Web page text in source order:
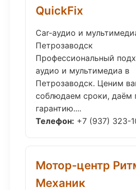
QuickFix
Car-аудио и
Петрозаводск
Профессиональный
аудио и мультимедиа в
Петрозаводск. Ценим
соблюдаем сроки, даём
гарантию....
Телефон: +7 (937) 323-
Мотор-центр
Механик